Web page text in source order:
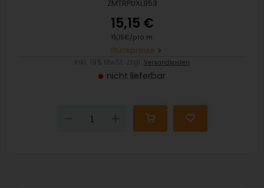
ZMTRPUXL953
15,15 €
15,15€/pro m
Stückpreise
Versandkosten
nicht lieferbar
Down